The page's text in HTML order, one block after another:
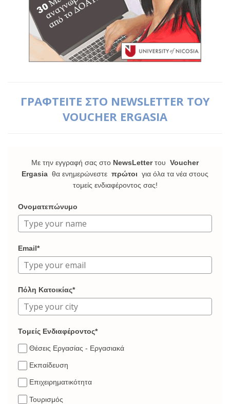
ΓΡΑΦΤΕΙΤΕ ΣΤΟ NEWSLETTER ΤΟΥ
VOUCHER ERGASIA
Με την εγγραφή σας στο NewsLetterτου Voucher
Ergasia θα ενημερώνεστε πρώτοι για όλα τα νέα στους
τομείς ενδιαφέροντος σας!
Ονοματεπώνυμο
Email*
Πόλη Κατοικίας*
Τομείς Ενδιαφέροντος*
Θέσεις Εργασίας - Εργασιακά
Εκπαίδευση
Επιχειρηματικότητα
Τουρισμός